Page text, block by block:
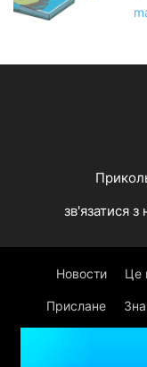
зв'язатися з
Новости Це
Прислане